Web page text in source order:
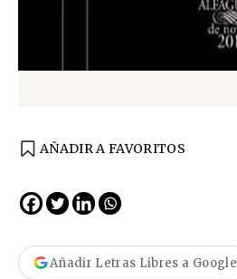
AÑADIR A FAVORITOS
Añadir Letras Libres a Google